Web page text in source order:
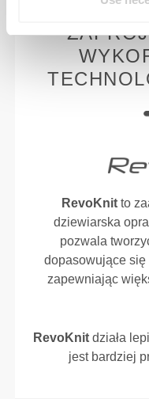
RevoKnit to
dziewiarska
pozwala
dopasowujące się
zapewniając
RevoKnit działa
jest bardziej